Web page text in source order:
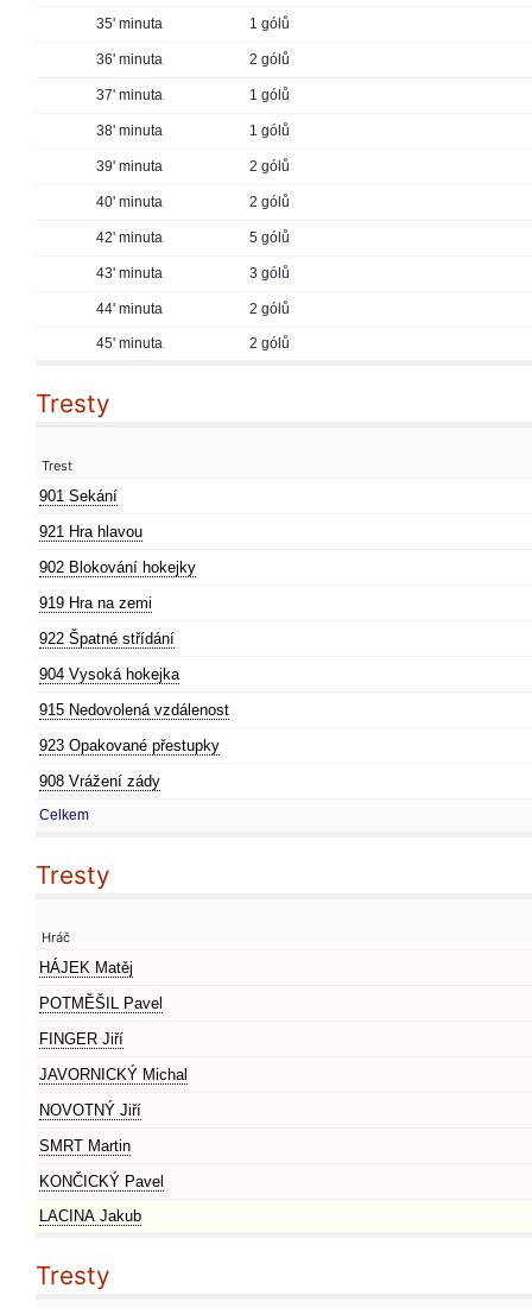
35' minuta 1 gólů
36' minuta 2 gólů
37' minuta 1 gólů
38' minuta 1 gólů
39' minuta 2 gólů
40' minuta 2 gólů
42' minuta 5 gólů
43' minuta 3 gólů
44' minuta 2 gólů
45' minuta 2 gólů
Tresty
Trest
901 Sekání
921 Hra hlavou
902 Blokování hokejky
919 Hra na zemi
922 Špatné střídání
904 Vysoká hokejka
915 Nedovolená vzdálenost
923 Opakované přestupky
908 Vrážení zády
Celkem
Tresty
Hráč
HÁJEK Matěj
POTMĚŠIL Pavel
FINGER Jiří
JAVORNICKÝ Michal
NOVOTNÝ Jiří
SMRT Martin
KONČICKÝ Pavel
LACINA Jakub
Tresty